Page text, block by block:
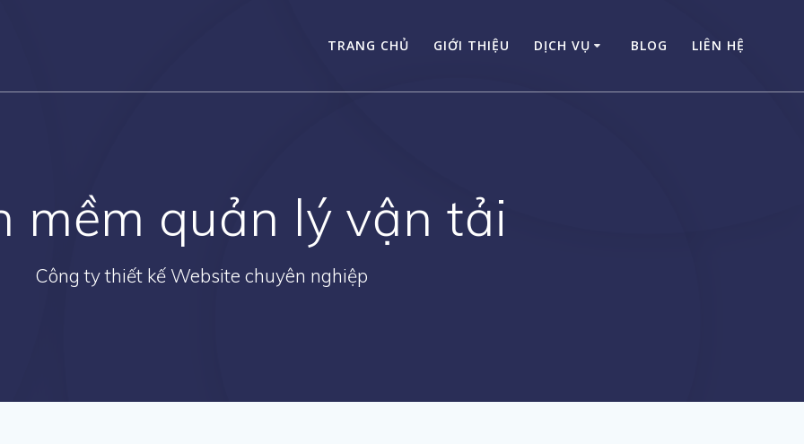
TRANG CHỦ GIỚI THIỆU DỊCH VỤ BLOG LIÊN HỆ
mềm quản lý vận tải
Công ty thiết kế Website chuyên nghiệp